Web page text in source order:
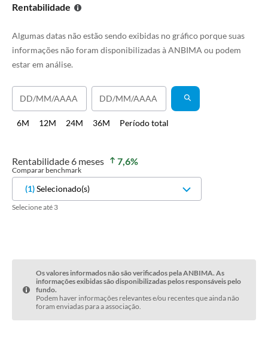
Rentabilidade
Algumas datas não estão sendo exibidas no gráfico porque suas
informações não foram disponibilizadas à ANBIMA ou podem
estar em análise.
6M 12M 24M 36M Período total
Rentabilidade 6 meses 7,6%
Comparar benchmark
(1)Selecionado(s)
Selecione até 3
Os valores informados não são verificados pela ANBIMA. As
informações exibidas são disponibilizadas pelos responsáveis pelo
fundo.
Podem haver informações relevantes e/ou recentes que ainda não
foram enviadas para a associação.